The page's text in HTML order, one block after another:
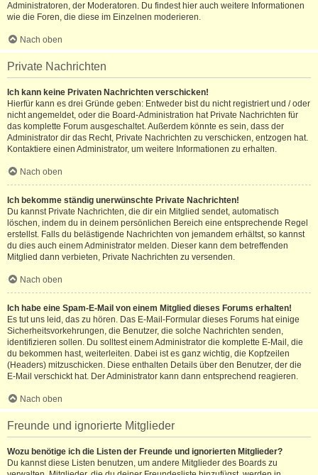
Administratoren, der Moderatoren. Du findest hier auch weitere Informationen
wie die Foren, die diese im Einzelnen moderieren.
Nach oben
Private Nachrichten
Ich kann keine Privaten Nachrichten verschicken!
Hierfür kann es drei Gründe geben: Entweder bist du nicht registriert und / oder
nicht angemeldet, oder die Board-Administration hat Private Nachrichten für
das komplette Forum ausgeschaltet. Außerdem könnte es sein, dass der
Administrator dir das Recht, Private Nachrichten zu verschicken, entzogen hat.
Kontaktiere einen Administrator, um weitere Informationen zu erhalten.
Nach oben
Ich bekomme ständig unerwünschte Private Nachrichten!
Du kannst Private Nachrichten, die dir ein Mitglied sendet, automatisch
löschen, indem du in deinem persönlichen Bereich eine entsprechende Regel
erstellst. Falls du belästigende Nachrichten von jemandem erhältst, so kannst
du dies auch einem Administrator melden. Dieser kann dem betreffenden
Mitglied dann verbieten, Private Nachrichten zu versenden.
Nach oben
Ich habe eine Spam-E-Mail von einem Mitglied dieses Forums erhalten!
Es tut uns leid, das zu hören. Das E-Mail-Formular dieses Forums hat einige
Sicherheitsvorkehrungen, die Benutzer, die solche Nachrichten senden,
identifizieren sollen. Du solltest einem Administrator die komplette E-Mail, die
du bekommen hast, weiterleiten. Dabei ist es ganz wichtig, die Kopfzeilen
(Headers) mitzuschicken. Diese enthalten Details über den Benutzer, der die
E-Mail verschickt hat. Der Administrator kann dann entsprechend reagieren.
Nach oben
Freunde und ignorierte Mitglieder
Wozu benötige ich die Listen der Freunde und ignorierten Mitglieder?
Du kannst diese Listen benutzen, um andere Mitglieder des Boards zu